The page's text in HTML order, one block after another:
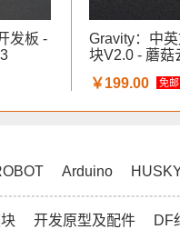
发板 -
Gravity：中
块V2.0 - 蘑菇
￥199.00
免邮
Arduino
开发原型及配件 DF